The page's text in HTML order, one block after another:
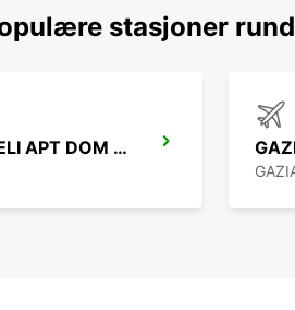
stasjoner
GAZIANTEP OGUZELI APT DOM ARRIVALS